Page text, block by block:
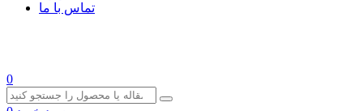
تماس با ما
0